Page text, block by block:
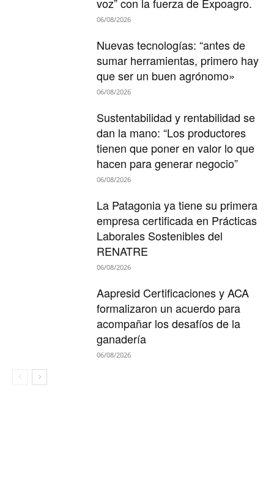
voz” con la fuerza de Expoagro.
06/08/2026
Nuevas tecnologías: “antes de
sumar herramientas, primero hay
que ser un buen agrónomo»
06/08/2026
Sustentabilidad y rentabilidad se
dan la mano: “Los productores
tienen que poner en valor lo que
hacen para generar negocio”
06/08/2026
La Patagonia ya tiene su primera
empresa certificada en Prácticas
Laborales Sostenibles del
RENATRE
06/08/2026
Aapresid Certificaciones y ACA
formalizaron un acuerdo para
acompañar los desafíos de la
ganadería
06/08/2026